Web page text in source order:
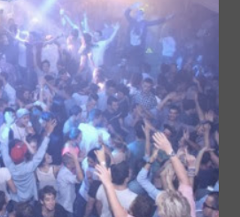
è composta da due tracce
e capaci di spaziare con abilità
caratteristica che accomuna
dj. La prima traccia, "Nothing
valigie di top dj come Mark
è melodica e di grande
"Pact", è invece un viaggio
dark... Deeperfect
gli occhi su un altro giovane ...